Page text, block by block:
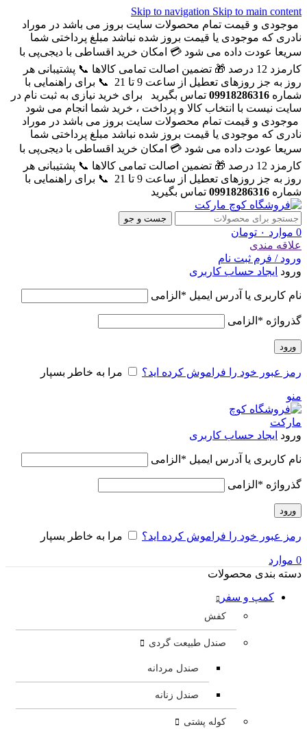
Skip to navigation Skip to main content
موجودی و قیمت تمام محصولات سایت بروز می باشد در موراد
نادری که موجودی یا قیمت بروز شده نباشد مبلغ پرداختی شما
سریعا عودت داده می شود 💳 امکان خرید اقساطی با دیجی‌پی با
کارمزد 12 درصد
🎁 تضمین اصالت تمامی کالاها 📞 پشتیبانی هر
روز به جز روزهای تعطیل از ساعت 9 تا 21
📞 برای راهنمایی با
شماره 09918286316 تماس بگیرید
برای خرید نیازی به ثبت نام در
سایت نیست با انتخاب کالا و پرداخت ، خرید شما انجام می شود
موجودی و قیمت تمام محصولات سایت بروز می باشد در موراد
نادری که موجودی یا قیمت بروز شده نباشد مبلغ پرداختی شما
سریعا عودت داده می شود 💳 امکان خرید اقساطی با دیجی‌پی با
کارمزد 12 درصد
🎁 تضمین اصالت تمامی کالاها 📞 پشتیبانی هر
روز به جز روزهای تعطیل از ساعت 9 تا 21
📞 برای راهنمایی با
شماره 09918286316 تماس بگیرید
جست و جو
0 موارد ۰ تومان
علاقه مندی
ورود / فرم ثبت نام
ورود ایجاد حساب کاربری
نام کاربری یا آدرس ایمیل * الزامی
گذرواژه * الزامی
ورود
رمز عبور خود را فراموش کرده اید؟ مرا به خاطر بسپار
منو
ورود ایجاد حساب کاربری
نام کاربری یا آدرس ایمیل * الزامی
گذرواژه * الزامی
ورود
رمز عبور خود را فراموش کرده اید؟ مرا به خاطر بسپار
0 موارد
دسته بندی محصولات
کمپ و سفر
کفش
صندل طبیعت گردی
صندل مردانه
صندل زنانه
کوله پشتی